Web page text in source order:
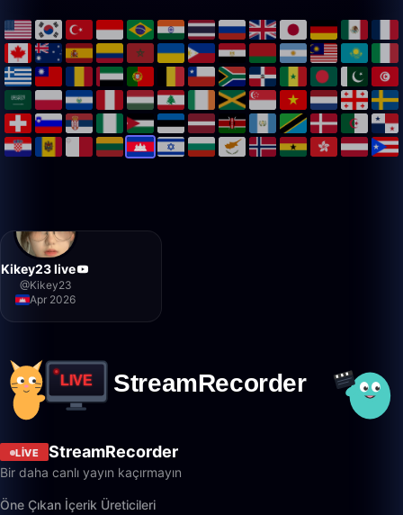
Kikey23 live
@Kikey23
Apr 2026
LIVE StreamRecorder
Bir daha canlı yayın kaçırmayın
Öne Çıkan İçerik Üreticileri